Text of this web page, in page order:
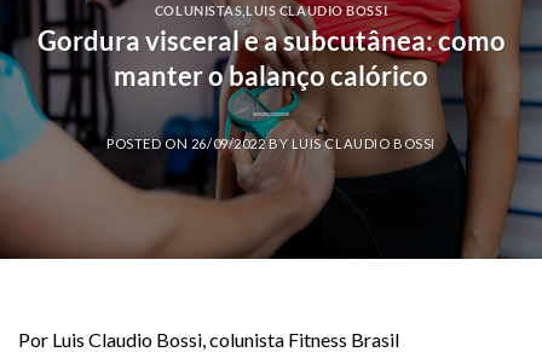
COLUNISTAS ,LUIS CLAUDIO BOSSI
Gordura visceral e a subcutânea: como
manter o balanço calórico
POSTED ON 26/09/2022 BY LUIS CLAUDIO BOSSI
Por Luis Claudio Bossi, colunista Fitness Brasil